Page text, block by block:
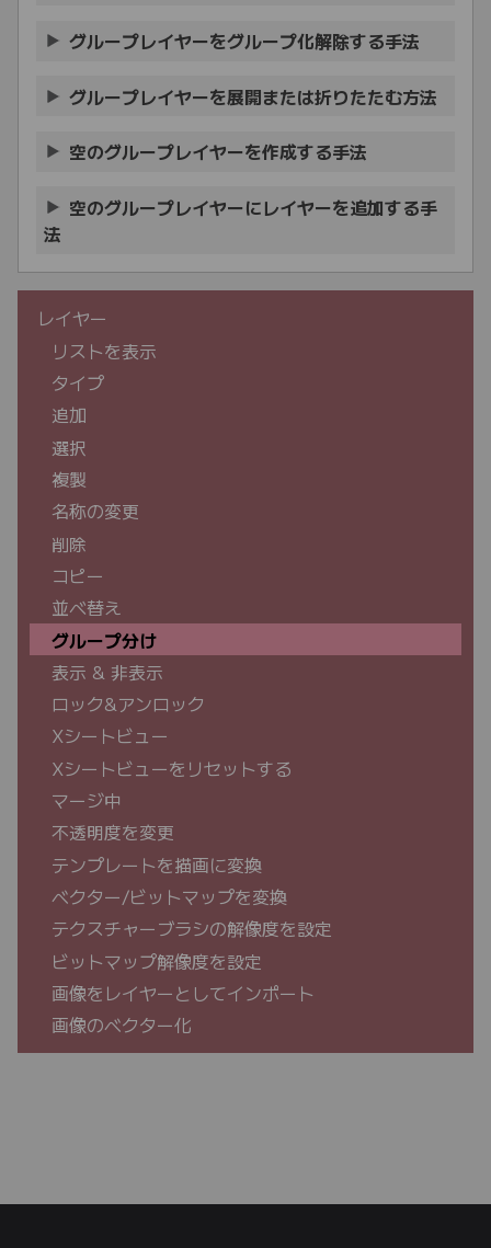
グループレイヤーをグループ化解除する手法
グループレイヤーを展開または折りたたむ方法
空のグループレイヤーを作成する手法
空のグループレイヤーにレイヤーを追加する手
法
レイヤー
リストを表示
タイプ
追加
選択
複製
名称の変更
削除
コピー
並べ替え
グループ分け
表示 & 非表示
ロック&アンロック
Xシートビュー
Xシートビューをリセットする
マージ中
不透明度を変更
テンプレートを描画に変換
ベクター/ビットマップを変換
テクスチャーブラシの解像度を設定
ビットマップ解像度を設定
画像をレイヤーとしてインポート
画像のベクター化